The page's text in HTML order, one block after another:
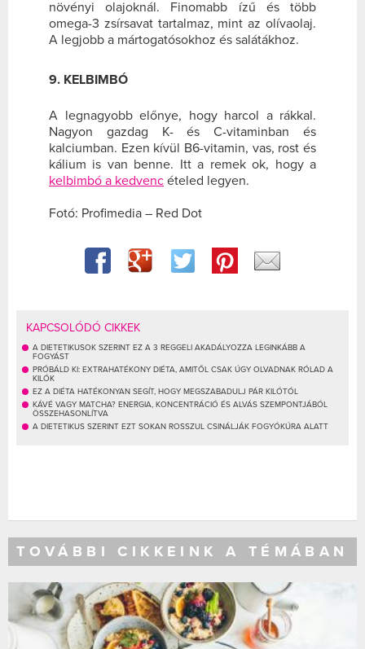
növényi olajoknál. Finomabb ízű és több
omega-3 zsírsavat tartalmaz, mint az olívaolaj.
A legjobb a mártogatósokhoz és salátákhoz.
9. KELBIMBÓ
A legnagyobb előnye, hogy harcol a rákkal.
Nagyon gazdag K- és C-vitaminban és
kalciumban. Ezen kívül B6-vitamin, vas, rost és
kálium is van benne. Itt a remek ok, hogy a
kelbimbó a kedvenc ételed legyen.
Fotó: Profimedia – Red Dot
KAPCSOLÓDÓ CIKKEK
A DIETETIKUSOK SZERINT EZ A 3 REGGELI AKADÁLYOZZA LEGINKÁBB A
FOGYÁST
PRÓBÁLD KI: EXTRAHATÉKONY DIÉTA, AMITŐL CSAK ÚGY OLVADNAK RÓLAD A
KILÓK
EZ A DIÉTA HATÉKONYAN SEGÍT, HOGY MEGSZABADULJ PÁR KILÓTÓL
KÁVÉ VAGY MATCHA? ENERGIA, KONCENTRÁCIÓ ÉS ALVÁS SZEMPONTJÁBÓL
ÖSSZEHASONLÍTVA
A DIETETIKUS SZERINT EZT SOKAN ROSSZUL CSINÁLJÁK FOGYÓKÚRA ALATT
TOVÁBBI CIKKEINK A TÉMÁBAN